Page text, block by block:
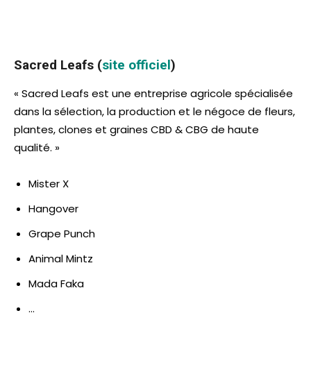
Sacred Leafs (site officiel)
« Sacred Leafs est une entreprise agricole spécialisée
dans la sélection, la production et le négoce de fleurs,
plantes, clones et graines CBD & CBG de haute
qualité. »
Mister X
Hangover
Grape Punch
Animal Mintz
Mada Faka
…